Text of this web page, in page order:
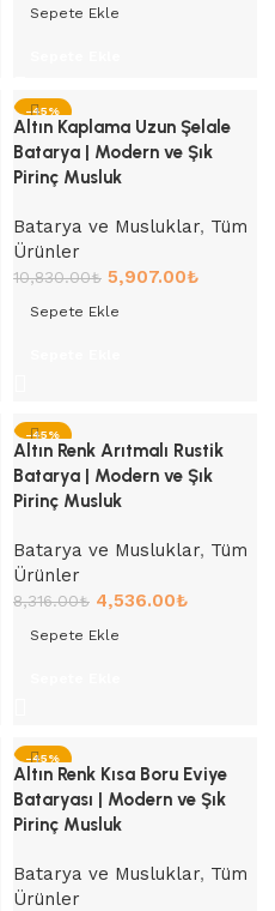
Sepete Ekle
-45%
Altın Kaplama Uzun Şelale
Batarya | Modern ve Şık
Pirinç Musluk
Batarya ve Musluklar, Tüm
Ürünler
10,830.00₺ 5,907.00₺
Sepete Ekle
-45%
Altın Renk Arıtmalı Rustik
Batarya | Modern ve Şık
Pirinç Musluk
Batarya ve Musluklar, Tüm
Ürünler
8,316.00₺ 4,536.00₺
Sepete Ekle
-45%
Altın Renk Kısa Boru Eviye
Bataryası | Modern ve Şık
Pirinç Musluk
Batarya ve Musluklar, Tüm
Ürünler